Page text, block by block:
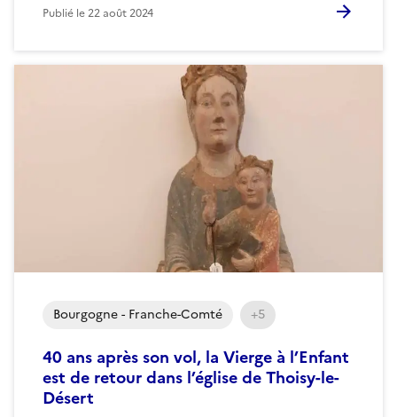
Publié le22 août 2024
40 ans après son vol, la Vierge à l’Enfant
est de retour dans l’église de Thoisy-le-
Désert
Bourgogne - Franche-Comté +5